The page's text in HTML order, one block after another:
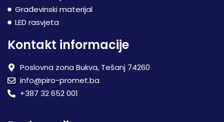
Građevinski materijal
LED rasvjeta
Kontakt informacije
Poslovna zona Bukva, Tešanj 74260
info@piro-promet.ba
+387 32 652 001